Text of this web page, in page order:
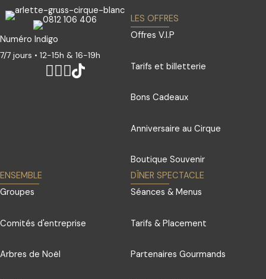
Numéro Indigo
7/7 jours • 12-15h & 16-19h
LES OFFRES
Offres V.I.P
Tarifs et billetterie
Bons Cadeaux
Anniversaire au Cirque
Boutique Souvenir
ENSEMBLE
Groupes
Comités d'entreprise
Arbres de Noël
DÎNER SPECTACLE
Séances & Menus
Tarifs & Placement
Partenaires Gourmands